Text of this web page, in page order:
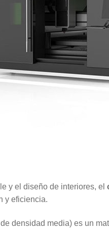
y el diseño de interiores, el
y eficiencia.
densidad media) es un